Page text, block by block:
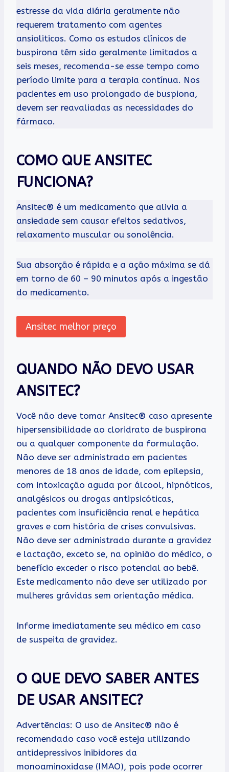
estresse da vida diária geralmente não
requerem tratamento com agentes
ansioliticos. Como os estudos clínicos de
buspirona têm sido geralmente limitados a
seis meses, recomenda-se esse tempo como
período limite para a terapia contínua. Nos
pacientes em uso prolongado de buspiona,
devem ser reavaliadas as necessidades do
fármaco.
COMO QUE ANSITEC
FUNCIONA?
Ansitec® é um medicamento que alivia a
ansiedade sem causar efeitos sedativos,
relaxamento muscular ou sonolência.
Sua absorção é rápida e a ação máxima se dá
em torno de 60 – 90 minutos após a ingestão
do medicamento.
Ansitec melhor preço
QUANDO NÃO DEVO USAR
ANSITEC?
Você não deve tomar Ansitec® caso apresente
hipersensibilidade ao cloridrato de buspirona
ou a qualquer componente da formulação.
Não deve ser administrado em pacientes
menores de 18 anos de idade, com epilepsia,
com intoxicação aguda por álcool, hipnóticos,
analgésicos ou drogas antipsicóticas,
pacientes com insuficiência renal e hepática
graves e com história de crises convulsivas.
Não deve ser administrado durante a gravidez
e lactação, exceto se, na opinião do médico, o
benefício exceder o risco potencial ao bebê.
Este medicamento não deve ser utilizado por
mulheres grávidas sem orientação médica.
Informe imediatamente seu médico em caso
de suspeita de gravidez.
O QUE DEVO SABER ANTES
DE USAR ANSITEC?
Advertências: O uso de Ansitec® não é
recomendado caso você esteja utilizando
antidepressivos inibidores da
monoaminoxidase (IMAO), pois pode ocorrer